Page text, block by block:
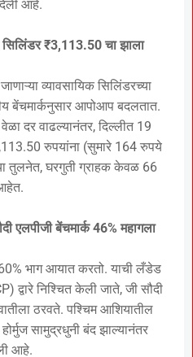
आहे.
सिलिंडर ₹3,113.50 चा झाला
व्यावसायिक सिलिंडरच्या
बेंचमार्कनुसार आपोआप बदलतात.
दर वाढल्यानंतर, दिल्लीत 19
रुपयांना (सुमारे 164 रुपये
तुलनेत, घरगुती ग्राहक केवळ 66
एलपीजी बेंचमार्क 46% महागला
भाग आयात करतो. याची लँडेड
द्वारे निश्चित केली जाते, जी सौदी
ठरवते. पश्चिम आशियातील
सामुद्रधुनी बंद झाल्यानंतर
आहे.